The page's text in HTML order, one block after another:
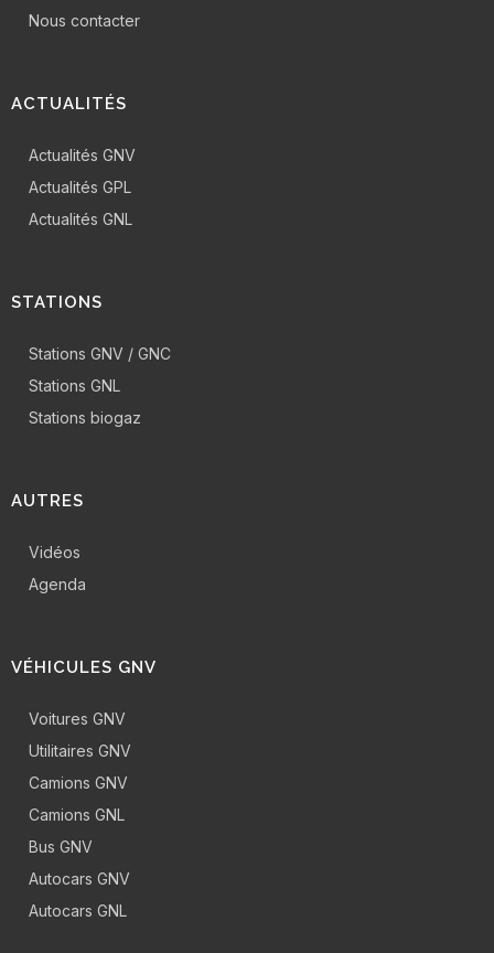
Nous contacter
ACTUALITÉS
Actualités GNV
Actualités GPL
Actualités GNL
STATIONS
Stations GNV / GNC
Stations GNL
Stations biogaz
AUTRES
Vidéos
Agenda
VÉHICULES GNV
Voitures GNV
Utilitaires GNV
Camions GNV
Camions GNL
Bus GNV
Autocars GNV
Autocars GNL